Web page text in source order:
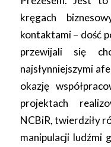
kręgach
kontaktami – dość
przewijali się
najsłynniejszymi
okazję
projektach
NCBiR, twierdziły
manipulacji ludźmi